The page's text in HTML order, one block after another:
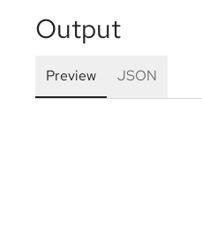
Output
Preview JSON